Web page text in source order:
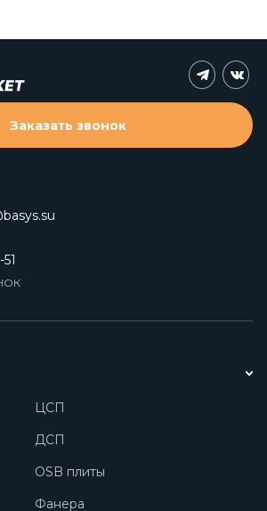
Заказать звонок
ЦСП
ДСП
OSB плиты
Фанера